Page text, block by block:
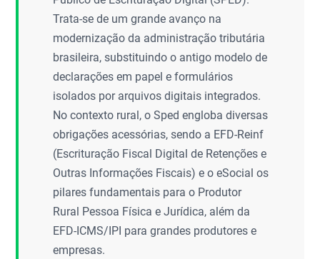
Trata-se de um grande avanço na
modernização da administração tributária
brasileira, substituindo o antigo modelo de
declarações em papel e formulários
isolados por arquivos digitais integrados.
No contexto rural, o Sped engloba diversas
obrigações acessórias, sendo a EFD-Reinf
(Escrituração Fiscal Digital de Retenções e
Outras Informações Fiscais) e o eSocial os
pilares fundamentais para o Produtor
Rural Pessoa Física e Jurídica, além da
EFD-ICMS/IPI para grandes produtores e
empresas.